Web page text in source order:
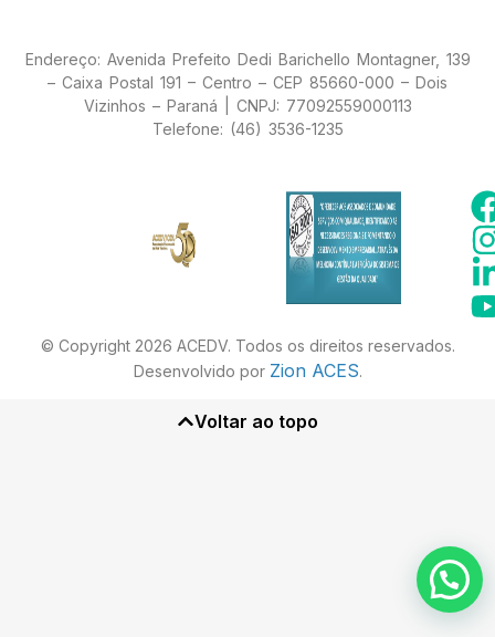
Endereço: Avenida Prefeito Dedi Barichello Montagner, 139
– Caixa Postal 191 – Centro – CEP 85660-000 – Dois
Vizinhos – Paraná | CNPJ: 77092559000113
Telefone: (46) 3536-1235
© Copyright 2026 ACEDV. Todos os direitos reservados.
Desenvolvido por Zion ACES.
Voltar ao topo